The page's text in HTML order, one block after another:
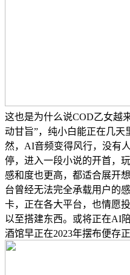
这也是为什么说COD乙女越
动甘旨”，纯小白能正在几天
然，AI音频变得风行，没有
停，进入一段小说的开首，
感和度也更高，都适合展开
台曾经无法完全承载用户的
卡，正在各大平台，也情愿
以至搭建东西。或将正在AI
酒馆早正在2023年摆布便存正